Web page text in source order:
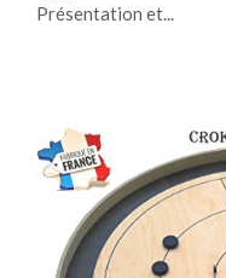
Présentation et...